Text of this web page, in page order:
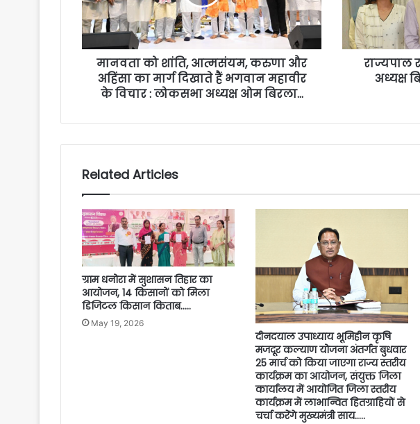
मानवता को शांति, आत्मसंयम, करुणा और
अहिंसा का मार्ग दिखाते हैं भगवान महावीर
के विचार : लोकसभा अध्यक्ष ओम बिरला…
राज्यपाल
अध्यक्ष
Related Articles
ग्राम धनोरा में सुशासन तिहार का
आयोजन, 14 किसानों को मिला
डिजिटल किसान किताब…..
May 19, 2026
दीनदयाल उपाध्याय भूमिहीन कृषि
मजदूर कल्याण योजना अंतर्गत बुधवार
25 मार्च को किया जाएगा राज्य स्तरीय
कार्यक्रम का आयोजन, संयुक्त जिला
कार्यालय में आयोजित जिला स्तरीय
कार्यक्रम में लाभान्वित हितग्राहियों से
चर्चा करेंगे मुख्यमंत्री साय…..